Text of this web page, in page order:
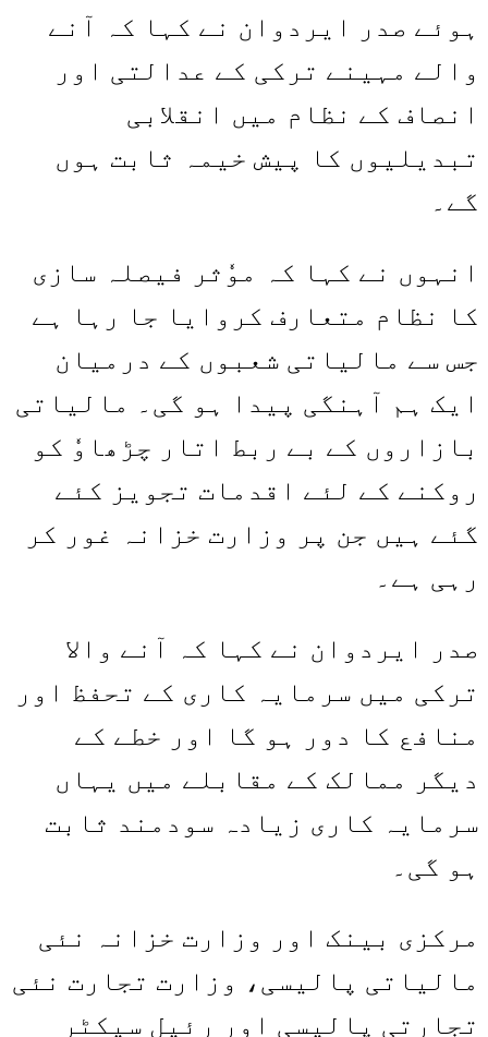
ہوئے صدر ایردوان نے کہا کہ آنے
والے مہینے ترکی کے عدالتی اور
انصاف کے نظام میں انقلابی
تبدیلیوں کا پیش خیمہ ثابت ہوں
گے۔
انہوں نے کہا کہ موٗثر فیصلہ سازی
کا نظام متعارف کروایا جا رہا ہے
جس سے مالیاتی شعبوں کے درمیان
ایک ہم آہنگی پیدا ہو گی۔ مالیاتی
بازاروں کے بے ربط اتار چڑھاوٗ کو
روکنے کے لئے اقدمات تجویز کئے
گئے ہیں جن پر وزارت خزانہ غور کر
رہی ہے۔
صدر ایردوان نے کہا کہ آنے والا
ترکی میں سرمایہ کاری کے تحفظ اور
منافع کا دور ہو گا اور خطے کے
دیگر ممالک کے مقابلے میں یہاں
سرمایہ کاری زیادہ سودمند ثابت
ہو گی۔
مرکزی بینک اور وزارت خزانہ نئی
مالیاتی پالیسی، وزارت تجارت نئی
تجارتی پالیسی اور رئیل سیکٹر